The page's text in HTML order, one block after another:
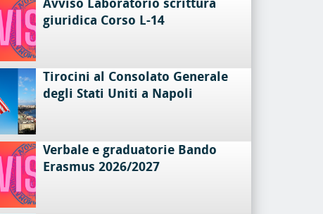
Avviso Laboratorio scrittura
giuridica Corso L-14
Tirocini al Consolato Generale
degli Stati Uniti a Napoli
Verbale e graduatorie Bando
Erasmus 2026/2027